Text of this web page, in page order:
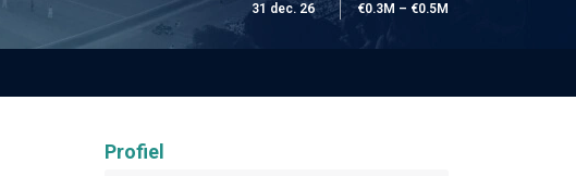
31 dec. 26
€0.3M – €0.5M
Profiel